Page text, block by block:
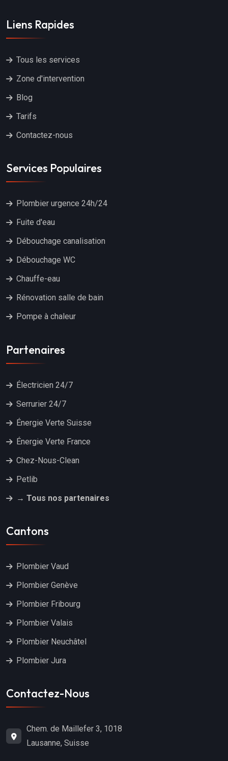
Liens Rapides
Tous les services
Zone d'intervention
Blog
Tarifs
Contactez-nous
Services Populaires
Plombier urgence 24h/24
Fuite d'eau
Débouchage canalisation
Débouchage WC
Chauffe-eau
Rénovation salle de bain
Pompe à chaleur
Partenaires
Électricien 24/7
Serrurier 24/7
Énergie Verte Suisse
Énergie Verte France
Chez-Nous-Clean
Petlib
→ Tous nos partenaires
Cantons
Plombier Vaud
Plombier Genève
Plombier Fribourg
Plombier Valais
Plombier Neuchâtel
Plombier Jura
Contactez-Nous
Chem. de Maillefer 3, 1018
Lausanne, Suisse